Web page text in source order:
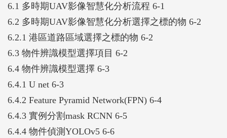
6.1 多時期UAV影像智慧化分析流程 6-1
6.2 多時期UAV影像智慧化分析選擇之標的物 6-2
6.2.1 港區道路區域選擇之標的物 6-2
6.3 物件辨識模型選擇項目 6-2
6.4 物件辨識模型選擇 6-3
6.4.1 U net 6-3
6.4.2 Feature Pyramid Network(FPN) 6-4
6.4.3 實例分割mask RCNN 6-5
6.4.4 物件偵測YOLOv5 6-6